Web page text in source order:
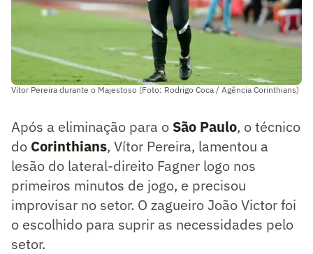
Vítor Pereira durante o Majestoso (Foto: Rodrigo Coca / Agência Corinthians)
Após a eliminação para o São Paulo, o técnico
do Corinthians, Vítor Pereira, lamentou a
lesão do lateral-direito Fagner logo nos
primeiros minutos de jogo, e precisou
improvisar no setor. O zagueiro João Victor foi
o escolhido para suprir as necessidades pelo
setor.